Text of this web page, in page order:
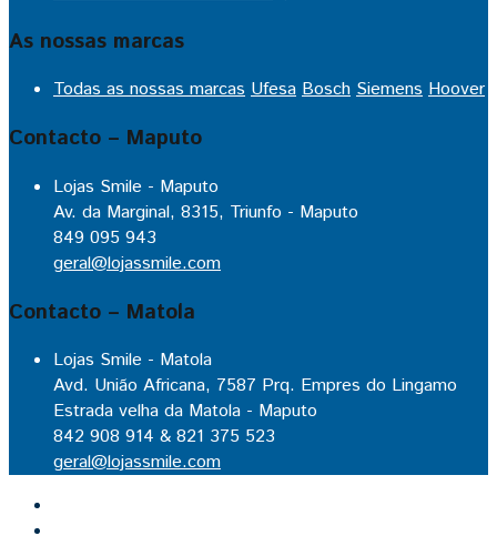
As nossas marcas
Todas as nossas marcas Ufesa Bosch Siemens Hoover
Contacto – Maputo
Lojas Smile - Maputo
Av. da Marginal, 8315, Triunfo - Maputo
849 095 943
geral@lojassmile.com
Contacto – Matola
Lojas Smile - Matola
Avd. União Africana, 7587 Prq. Empres do Lingamo
Estrada velha da Matola - Maputo
842 908 914 & 821 375 523
geral@lojassmile.com